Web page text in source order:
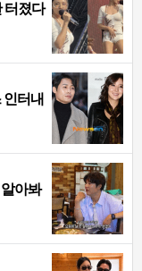
터졌다
인터내
아봐